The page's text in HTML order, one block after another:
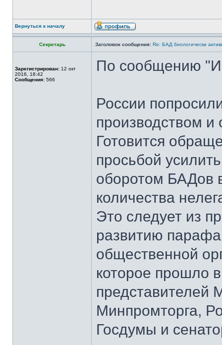
Вернуться к началу
Секретарь Заголовок сообщения: Re: БАД биологически
Зарегистрирован: 12 окт
2016, 18:42
Сообщения: 566
По сообщению
России
производством
Готовится
просьбой
оборотом БАДов
количества
Это следует из
развитию
общественной
которое прошло
представителей
Минпромторга,
Госдумы и